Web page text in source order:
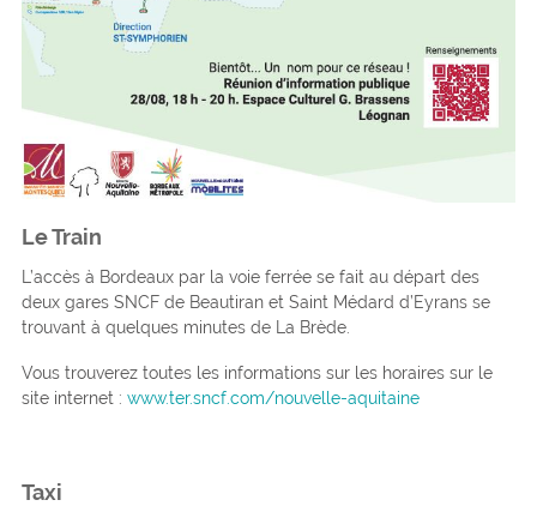
Le Train
L’accès à Bordeaux par la voie ferrée se fait au départ des
deux gares SNCF de Beautiran et Saint Médard d’Eyrans se
trouvant à quelques minutes de La Brède.
Vous trouverez toutes les informations sur les horaires sur le
site internet : www.ter.sncf.com/nouvelle-aquitaine
Taxi